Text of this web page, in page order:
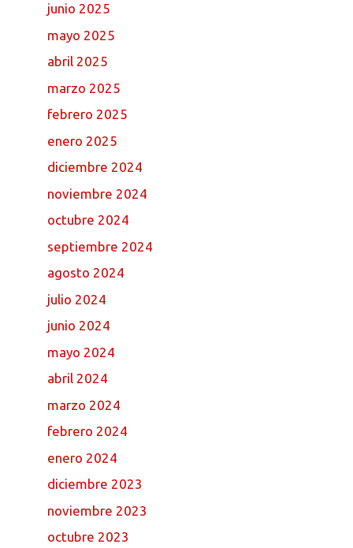
junio 2025
mayo 2025
abril 2025
marzo 2025
febrero 2025
enero 2025
diciembre 2024
noviembre 2024
octubre 2024
septiembre 2024
agosto 2024
julio 2024
junio 2024
mayo 2024
abril 2024
marzo 2024
febrero 2024
enero 2024
diciembre 2023
noviembre 2023
octubre 2023